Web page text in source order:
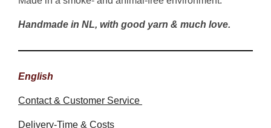
Handmade in NL, with good yarn & much love.
English
Contact & Customer Service
Delivery-Time & Costs